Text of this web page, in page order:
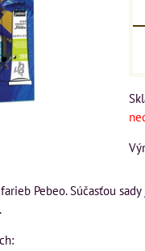
Pebeo. Súčasťou